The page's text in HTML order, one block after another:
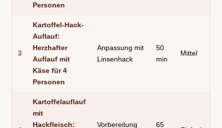
Personen
3
Kartoffel-Hack-
Auflauf:
Herzhafter
Auflauf mit
Käse für 4
Personen
Anpassung mit
Linsenhack
50
min
Mittel
Kartoffelauflauf
mit
Hackfleisch:
Vorbereitung
65